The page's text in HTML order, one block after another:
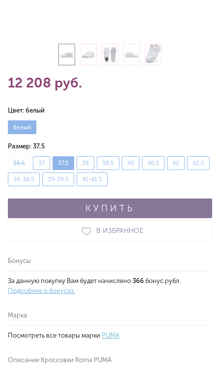
12 208 руб.
Цвет: белый
белый
Размер: 37,5
35,5 37 37,5 38 38,5 40 40,5 42 42,5
36-36,5 39-39,5 41-41,5
КУПИТЬ
В ИЗБРАННОЕ
Бонусы
За данную покупку Вам будет начислено 366 бонус.рубл.
Подробнее о бонусах.
Марка
Посмотреть все товары марки PUMA
Описание Кроссовки Roma PUMA